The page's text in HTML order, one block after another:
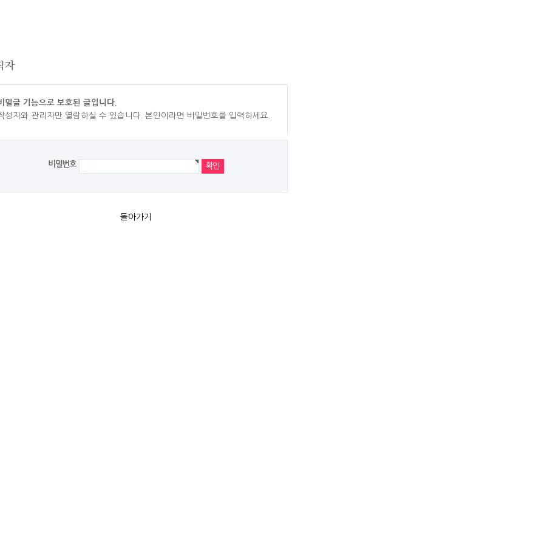
자
밀글 기능으로 보호된 글입니다.
성자와 관리자만 열람하실 수 있습니다. 본인이라면 비밀번호를 입력하세요.
비밀번호
돌아가기